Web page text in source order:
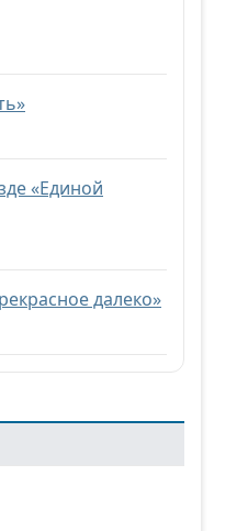
«Единой
далеко»